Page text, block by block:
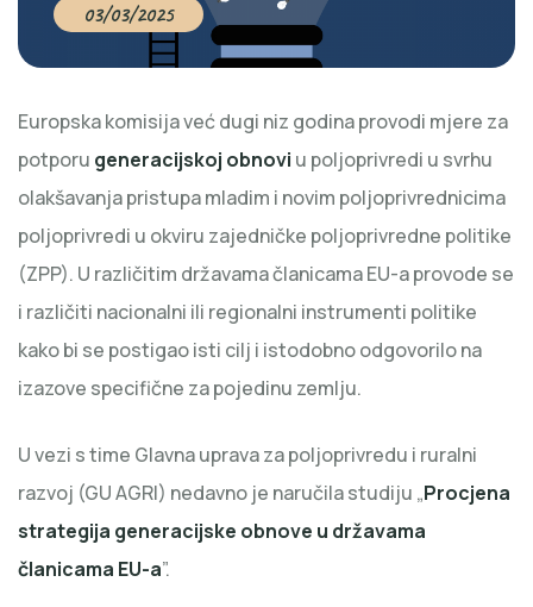
03/03/2025
Europska komisija već dugi niz godina provodi mjere za
potporu generacijskoj obnovi u poljoprivredi u svrhu
olakšavanja pristupa mladim i novim poljoprivrednicima
poljoprivredi u okviru zajedničke poljoprivredne politike
(ZPP). U različitim državama članicama EU-a provode se
i različiti nacionalni ili regionalni instrumenti politike
kako bi se postigao isti cilj i istodobno odgovorilo na
izazove specifične za pojedinu zemlju.
U vezi s time Glavna uprava za poljoprivredu i ruralni
razvoj (GU AGRI) nedavno je naručila studiju „Procjena
strategija generacijske obnove u državama
članicama EU-a”.